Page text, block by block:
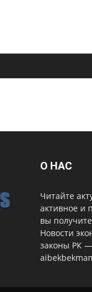
О НАС
Читайте
активное и
вы
Новости
законы РК